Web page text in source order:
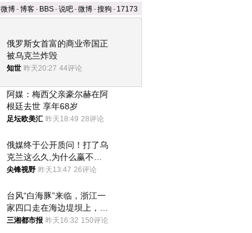
微博-博客- BBS-说吧-微博-搜狗 - 17173
俄罗斯女首富的商业帝国正
被乌克兰炸毁
知世 昨天20:27 44评论
阿媒：梅西父亲豪尔赫在阿
根廷去世 享年68岁
足坛欧美汇 昨天18:49 28评论
俄媒终于公开质问！打了乌
克兰这么久,为什么赢不了?
答案令人沉默
尖锋视野 昨天13:47 26评论
台风“白海豚”来临，浙江一
家四口走在海边堤坝上，其
中9岁男孩被巨浪卷入海
三湘都市报 昨天16:32 150评论